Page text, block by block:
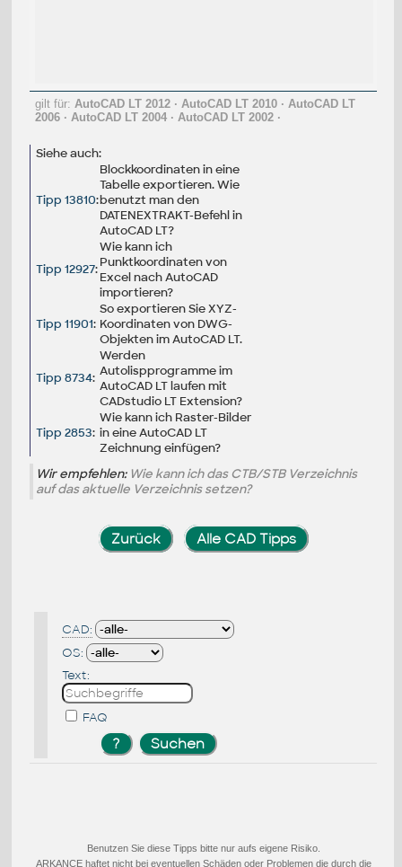
gilt für: AutoCAD LT 2012· AutoCAD LT 2010· AutoCAD LT
2006· AutoCAD LT 2004· AutoCAD LT 2002·
Siehe auch:
Tipp 13810:
Blockkoordinaten in eine
Tabelle exportieren. Wie
benutzt man den
DATENEXTRAKT-Befehl in
AutoCAD LT?
Tipp 12927:
Wie kann ich
Punktkoordinaten von
Excel nach AutoCAD
importieren?
Tipp 11901:
So exportieren Sie XYZ-
Koordinaten von DWG-
Objekten im AutoCAD LT.
Tipp 8734:
Werden
Autolispprogramme im
AutoCAD LT laufen mit
CADstudio LT Extension?
Tipp 2853:
Wie kann ich Raster-Bilder
in eine AutoCAD LT
Zeichnung einfügen?
Wir empfehlen: Wie kann ich das CTB/STB Verzeichnis
auf das aktuelle Verzeichnis setzen?
Zurück Alle CAD Tipps
CAD:
OS:
Text:
FAQ
Benutzen Sie diese Tipps bitte nur aufs eigene Risiko.
ARKANCE haftet nicht bei eventuellen Schäden oder Problemen die durch die